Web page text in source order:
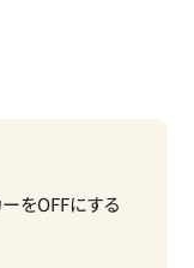
をOFFにする